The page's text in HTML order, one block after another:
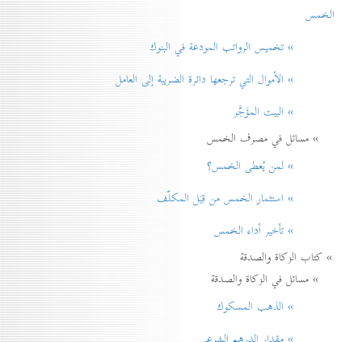
الخمس
» تخميس الرواتب المودعة في البنوك
» الأموال التي ترجعها دائرة الضريبة إلی العامل
» البيت المؤَجَّر
» مسائل في مصرف الخمس
» لمن يُعطی الخمس؟
» استثمار الخمس من قِبَل المكلّف
» تأخير أداء الخمس
» كتاب الزكاة والصدقة
» مسائل في الزكاة والصدقة
» الذهب المسكوك